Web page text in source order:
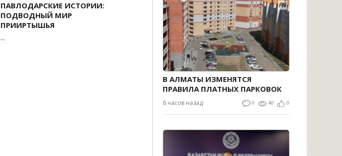
В АЛМАТЫ ИЗМЕНЯТСЯ
ПРАВИЛА ПЛАТНЫХ ПАРКОВОК
6 часов назад 0 40 0
ПАВЛОДАРСКИЕ ИСТОРИИ:
ПОДВОДНЫЙ МИР
ПРИИРТЫШЬЯ
...